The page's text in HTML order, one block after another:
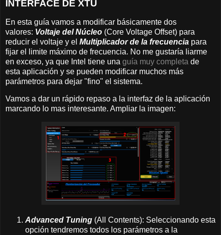
INTERFACE DE XTU
En esta guía vamos a modificar básicamente dos
valores: Voltaje del Núcleo (Core Voltage Offset) para
reducir el voltaje y el Multiplicador de la frecuencia para
fijar el limite máximo de frecuencia. No me gustaría liarme
en exceso, ya que Intel tiene una guía muy completa de
esta aplicación y se pueden modificar muchos más
parámetros para dejar "fino" el sistema.
Vamos a dar un rápido repaso a la interfaz de la aplicación
marcando lo mas interesante. Ampliar la imagen:
Advanced Tuning (All Contents): Seleccionando esta
opción tendremos todos los parámetros a la